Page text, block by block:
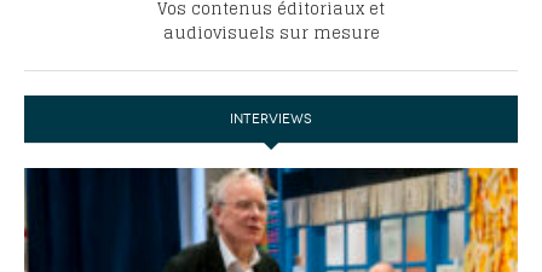
Vos contenus éditoriaux et
audiovisuels sur mesure
INTERVIEWS